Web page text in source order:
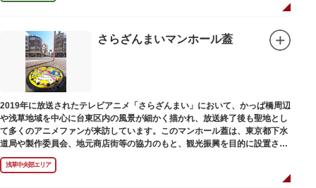
さらざんまいマンホール蓋
2019年に放送されたテレビアニメ「さらざんまい」において、かっぱ橋周辺
や浅草地域を中心に台東区内の風景が細かく描かれ、放送終了後も聖地とし
て多くのアニメファンが来訪しています。このマンホール蓋は、東京都下水
道局や製作委員会、地元商店街等の協力のもと、観光振興を目的に設置され
ました。
描かれているのは、主人公である矢逆一稀、久慈悠、陣内燕太の3人が、か
っぱ橋に封印されていた謎のカッパ型生命体“ケッピ”によって河童の姿に変
浅草中央部エリア